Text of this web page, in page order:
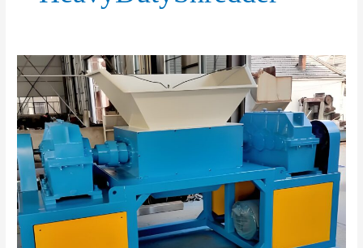
The
Role
of
Twin-
Shaft
Shredders
in
Metal
Recycling:
Applications
and